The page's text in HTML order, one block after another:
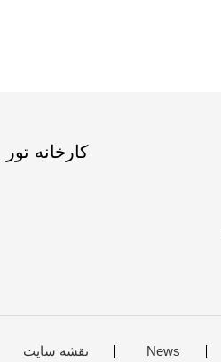
کارخانه تور
News نقشه سایت